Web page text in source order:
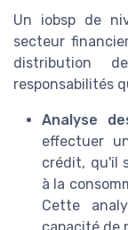
Un iobsp de
secteur
distribution
responsabilités
Analyse
effectuer
crédit, qu'il
à la
Cette